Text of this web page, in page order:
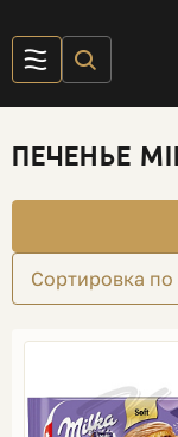
ПЕЧЕНЬЕ
Сортировка по